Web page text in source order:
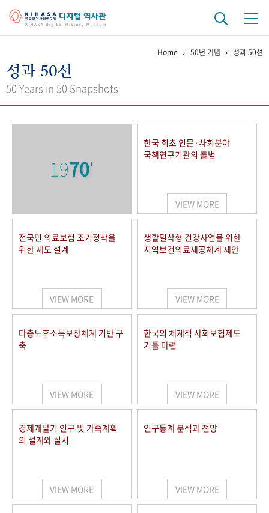
걸어온 길 기관 변천사
키워드로 보는 연구 역사
연구자들
사진 아카이브 문서 기록물 행정박물 영상 기록물
50+1 주년 기념
세계와 함께 한 KIHASA
VR 역사관
Home 50년 기념 성과 50선
성과 50선
50 Years in 50 Snapshots
1970'
한국 최초 인문·사회분야
국책연구기관의 출범
VIEW MORE
전국민 의료보험 조기정착을
위한 제도 설계
VIEW MORE
생활밀착형 건강사업을 위한
지역보건의료제공체계 제안
VIEW MORE
다층노후소득보장체계 기반 구
축
VIEW MORE
한국의 체계적 사회보험제도
기틀 마련
VIEW MORE
경제개발기 인구 및 가족계획
의 설계와 실시
VIEW MORE
인구통계 분석과 전망
VIEW MORE